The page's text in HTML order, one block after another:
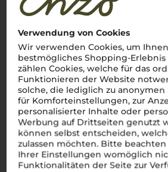
Verwendung von Cookies
Wir verwenden Cookies, um
bestmögliches Shopping-Erlebnis
zählen Cookies, welche für das
Funktionieren der Website
solche, die lediglich zu
für Komforteinstellungen, zur
personalisierter Inhalte oder
Werbung auf Drittseiten genutzt
können selbst entscheiden,
zulassen möchten. Bitte beachten
Ihrer Einstellungen womöglich
Funktionalitäten der Seite zur